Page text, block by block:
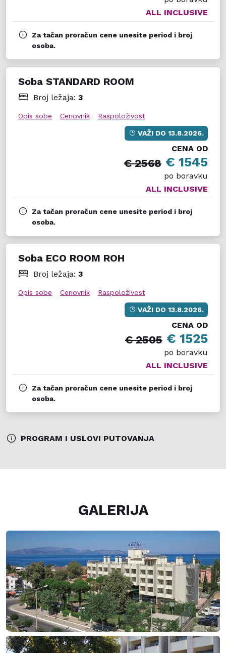
ALL INCLUSIVE
Za tačan proračun cene unesite period i broj
osoba.
Soba STANDARD ROOM
Broj ležaja: 3
Opis sobe Cenovnik Raspoloživost
VAŽI DO 13.8.2026.
CENA OD
€ 2568 € 1545
po boravku
ALL INCLUSIVE
Za tačan proračun cene unesite period i broj
osoba.
Soba ECO ROOM ROH
Broj ležaja: 3
Opis sobe Cenovnik Raspoloživost
VAŽI DO 13.8.2026.
CENA OD
€ 2505 € 1525
po boravku
ALL INCLUSIVE
Za tačan proračun cene unesite period i broj
osoba.
PROGRAM I USLOVI PUTOVANJA
GALERIJA